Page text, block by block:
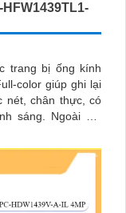
trang bị ống kính
color giúp ghi lại
nét, chân thực, có
ghi